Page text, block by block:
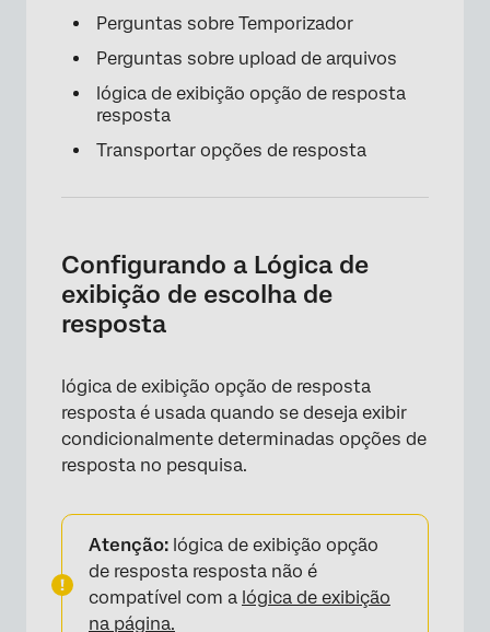
Perguntas sobre Temporizador
Perguntas sobre upload de arquivos
lógica de exibição opção de resposta
resposta
Transportar opções de resposta
Configurando a Lógica de
exibição de escolha de
resposta
lógica de exibição opção de resposta
resposta é usada quando se deseja exibir
condicionalmente determinadas opções de
resposta no pesquisa.
Atenção: lógica de exibição opção
de resposta resposta não é
compatível com a lógica de exibição
na página.